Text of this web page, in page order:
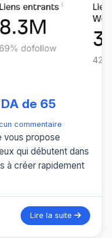
de 65
commentaire
vous propose
qui débutent dans
à créer rapidement
Lire la suite